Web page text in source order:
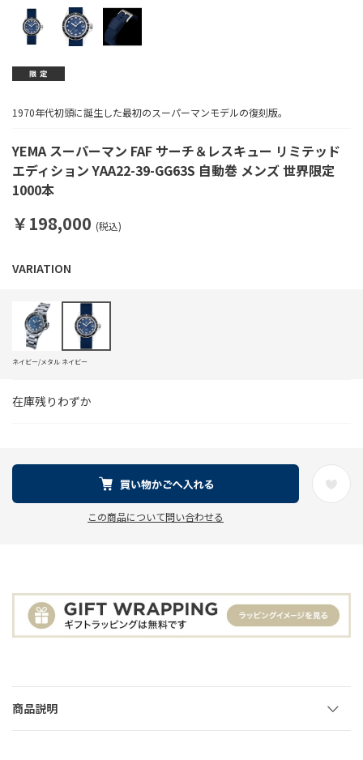
YEMA スーパーマン FAF サーチ＆レスキュー リミテッド
エディション YAA22-39-GG63S 自動巻 メンズ 世界限定
1000本
1970年代初頭に誕生した最初のスーパーマンモデルの復刻版。
￥198,000 (税込)
在庫残りわずか
ネイビー/メタル ネイビー
この商品について問い合わせる
商品説明